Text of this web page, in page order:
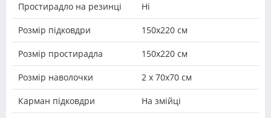
Простирадло на резинці Ні
Розмір підковдри 150х220 см
Розмір простирадла 150х220 см
Розмір наволочки 2 х 70х70 см
Карман підковдри На змійці